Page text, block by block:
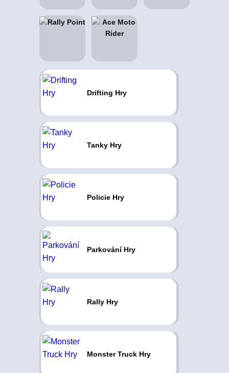
Drifting Hry
Tanky Hry
Policie Hry
Parkování Hry
Rally Hry
Monster Truck Hry